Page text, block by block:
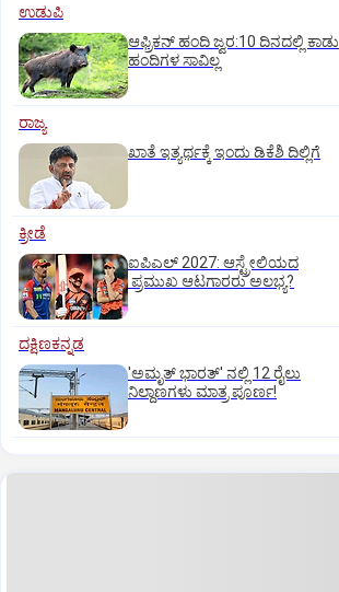
ಉಡುಪಿ
ಆಫ್ರಿಕನ್‌ ಹಂದಿ ಜ್ವರ:10 ದಿನದಲ್ಲಿ ಕಾಡು
ಹಂದಿಗಳ ಸಾವಿಲ್ಲ
ರಾಜ್ಯ
ಖಾತೆ ಇತ್ಯರ್ಥಕ್ಕೆ ಇಂದು ಡಿಕೆಶಿ ದಿಲ್ಲಿಗೆ
ಕ್ರೀಡೆ
ಐಪಿಎಲ್‌ 2027: ಆಸ್ಟ್ರೇಲಿಯದ
ಪ್ರಮುಖ ಆಟಗಾರರು ಅಲಭ್ಯ?
ದಕ್ಷಿಣಕನ್ನಡ
'ಅಮೃತ್‌ ಭಾರತ್‌' ನಲ್ಲಿ 12 ರೈಲು
ನಿಲ್ದಾಣಗಳು ಮಾತ್ರ ಪೂರ್ಣ!